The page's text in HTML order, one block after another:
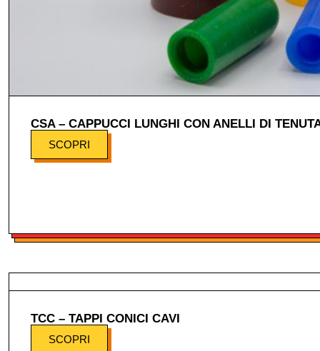
CSA – CAPPUCCI LUNGHI CON ANELLI DI
SCOPRI
TCC – TAPPI CONICI CAVI
SCOPRI